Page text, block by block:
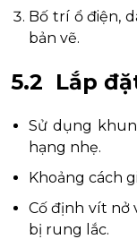
Bố trí ổ điện,
bản vẽ.
5.2 Lắp
Sử dụng
hạng nhẹ.
Khoảng cách
Cố định vít nở
bị rung lắc.